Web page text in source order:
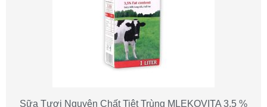
Sữa Tươi Nguyên Chất Tiệt Trùng MLEKOVITA 3,5 %